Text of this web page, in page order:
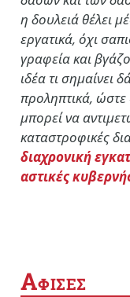
η δουλειά θέλει
εργατικά, όχι
γραφεία και
ιδέα τι σημαίνει
προληπτικά,
μπορεί να
καταστροφικές
διαχρονική
αστικές
ΑΦΙΣΕΣ